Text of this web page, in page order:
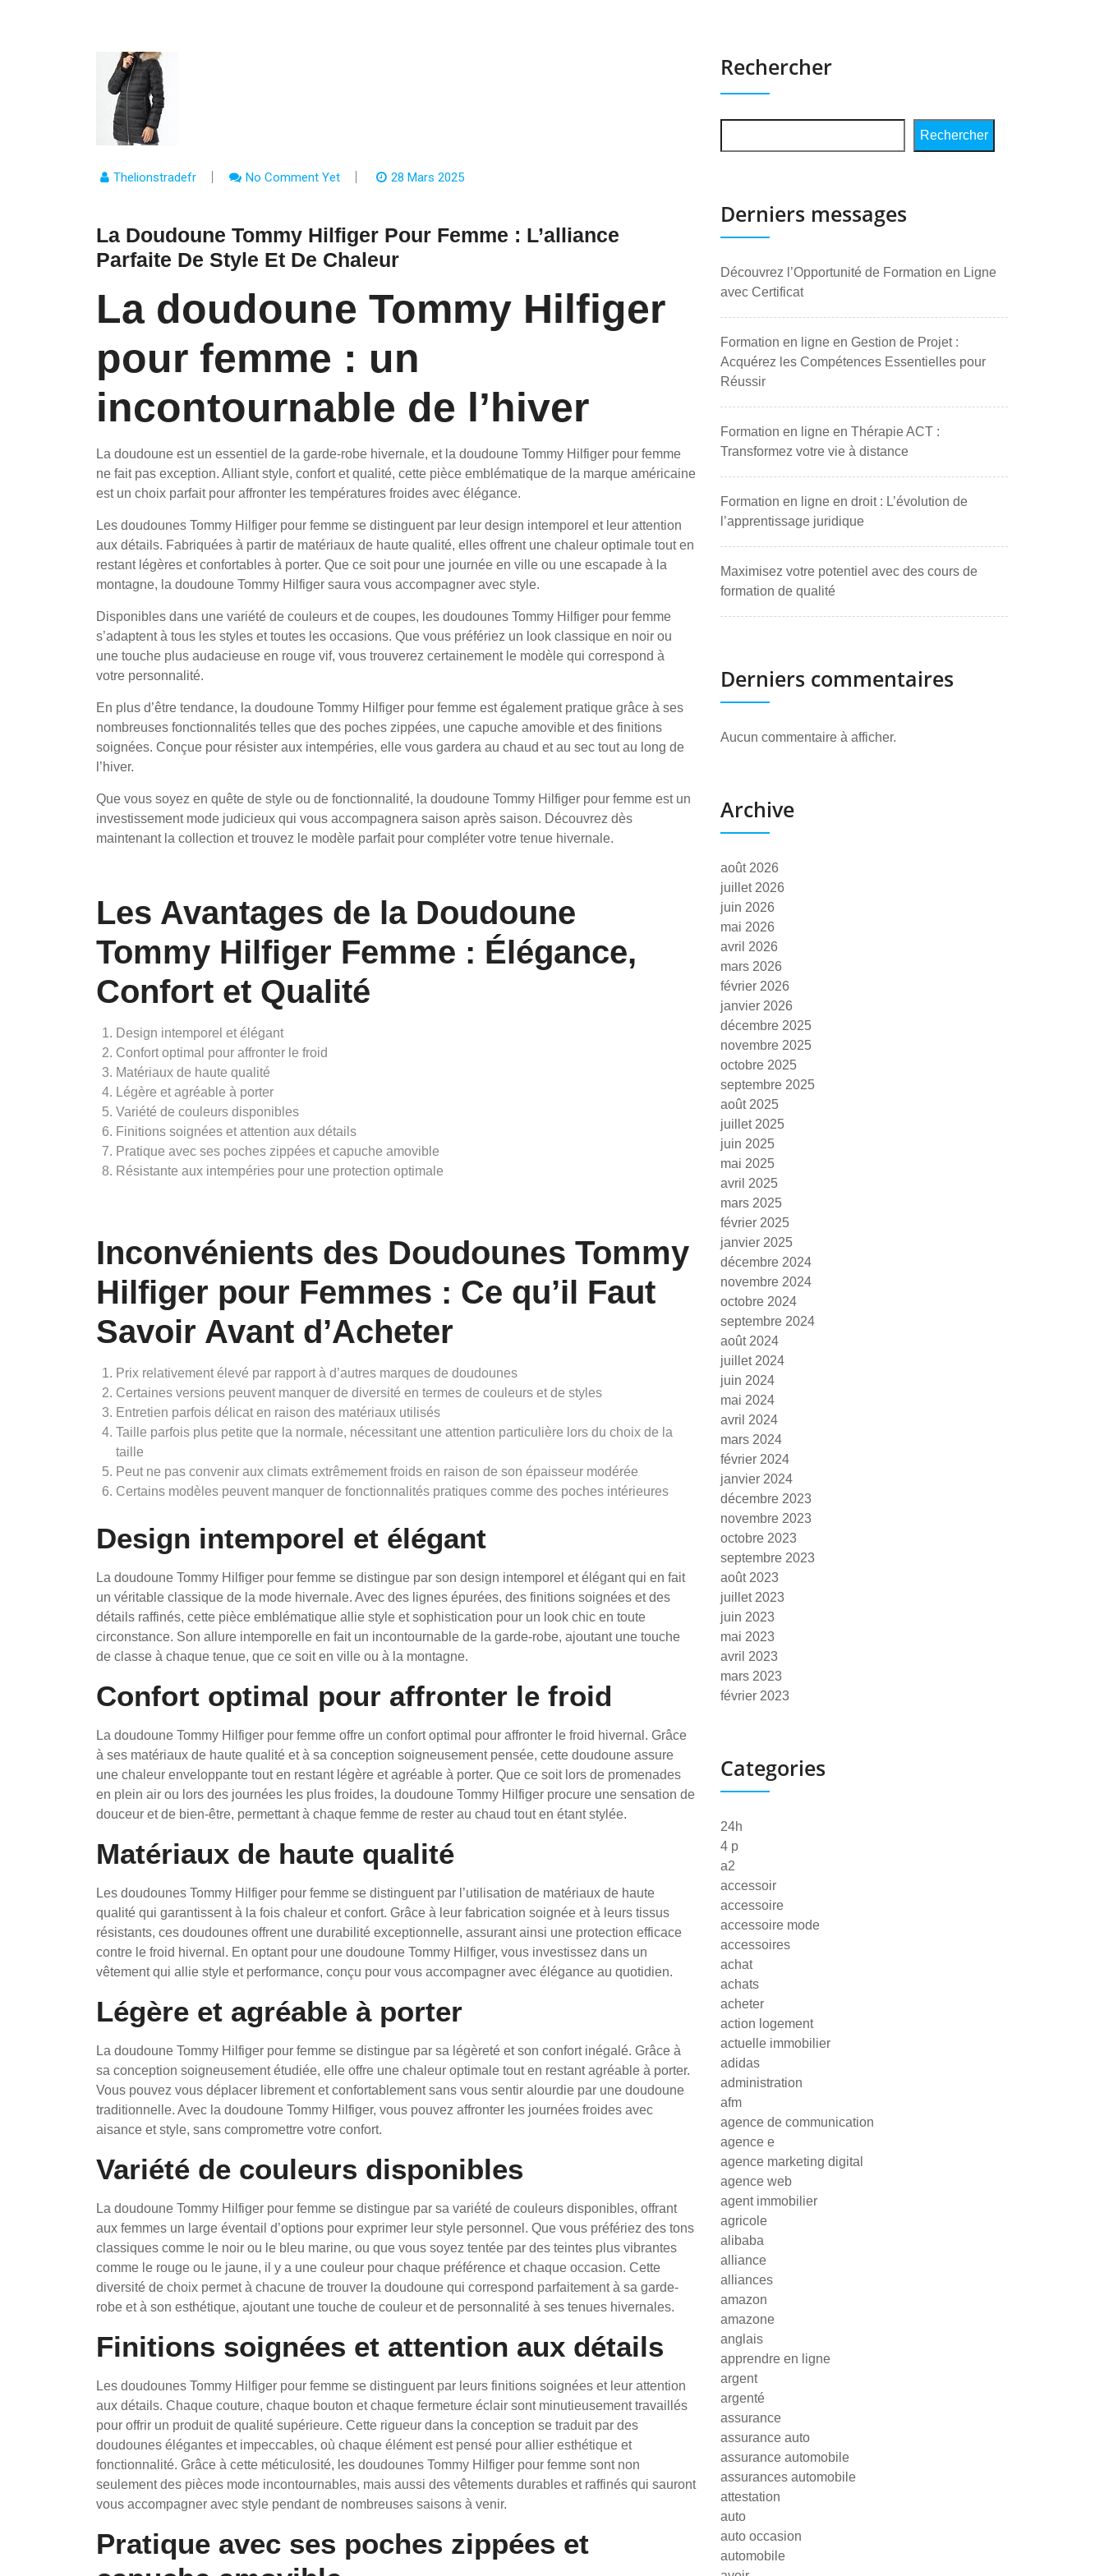
Thelionstradefr No Comment Yet 28 Mars 2025
La Doudoune Tommy Hilfiger Pour Femme : L’alliance
Parfaite De Style Et De Chaleur
La doudoune Tommy Hilfiger
pour femme : un
incontournable de l’hiver
La doudoune est un essentiel de la garde-robe hivernale, et la doudoune Tommy Hilfiger pour femme
ne fait pas exception. Alliant style, confort et qualité, cette pièce emblématique de la marque américaine
est un choix parfait pour affronter les températures froides avec élégance.
Les doudounes Tommy Hilfiger pour femme se distinguent par leur design intemporel et leur attention
aux détails. Fabriquées à partir de matériaux de haute qualité, elles offrent une chaleur optimale tout en
restant légères et confortables à porter. Que ce soit pour une journée en ville ou une escapade à la
montagne, la doudoune Tommy Hilfiger saura vous accompagner avec style.
Disponibles dans une variété de couleurs et de coupes, les doudounes Tommy Hilfiger pour femme
s’adaptent à tous les styles et toutes les occasions. Que vous préfériez un look classique en noir ou
une touche plus audacieuse en rouge vif, vous trouverez certainement le modèle qui correspond à
votre personnalité.
En plus d’être tendance, la doudoune Tommy Hilfiger pour femme est également pratique grâce à ses
nombreuses fonctionnalités telles que des poches zippées, une capuche amovible et des finitions
soignées. Conçue pour résister aux intempéries, elle vous gardera au chaud et au sec tout au long de
l’hiver.
Que vous soyez en quête de style ou de fonctionnalité, la doudoune Tommy Hilfiger pour femme est un
investissement mode judicieux qui vous accompagnera saison après saison. Découvrez dès
maintenant la collection et trouvez le modèle parfait pour compléter votre tenue hivernale.
Les Avantages de la Doudoune
Tommy Hilfiger Femme : Élégance,
Confort et Qualité
Design intemporel et élégant
Confort optimal pour affronter le froid
Matériaux de haute qualité
Légère et agréable à porter
Variété de couleurs disponibles
Finitions soignées et attention aux détails
Pratique avec ses poches zippées et capuche amovible
Résistante aux intempéries pour une protection optimale
Inconvénients des Doudounes Tommy
Hilfiger pour Femmes : Ce qu’il Faut
Savoir Avant d’Acheter
Prix relativement élevé par rapport à d’autres marques de doudounes
Certaines versions peuvent manquer de diversité en termes de couleurs et de styles
Entretien parfois délicat en raison des matériaux utilisés
Taille parfois plus petite que la normale, nécessitant une attention particulière lors du choix de la
taille
Peut ne pas convenir aux climats extrêmement froids en raison de son épaisseur modérée
Certains modèles peuvent manquer de fonctionnalités pratiques comme des poches intérieures
Design intemporel et élégant
La doudoune Tommy Hilfiger pour femme se distingue par son design intemporel et élégant qui en fait
un véritable classique de la mode hivernale. Avec des lignes épurées, des finitions soignées et des
détails raffinés, cette pièce emblématique allie style et sophistication pour un look chic en toute
circonstance. Son allure intemporelle en fait un incontournable de la garde-robe, ajoutant une touche
de classe à chaque tenue, que ce soit en ville ou à la montagne.
Confort optimal pour affronter le froid
La doudoune Tommy Hilfiger pour femme offre un confort optimal pour affronter le froid hivernal. Grâce
à ses matériaux de haute qualité et à sa conception soigneusement pensée, cette doudoune assure
une chaleur enveloppante tout en restant légère et agréable à porter. Que ce soit lors de promenades
en plein air ou lors des journées les plus froides, la doudoune Tommy Hilfiger procure une sensation de
douceur et de bien-être, permettant à chaque femme de rester au chaud tout en étant stylée.
Matériaux de haute qualité
Les doudounes Tommy Hilfiger pour femme se distinguent par l’utilisation de matériaux de haute
qualité qui garantissent à la fois chaleur et confort. Grâce à leur fabrication soignée et à leurs tissus
résistants, ces doudounes offrent une durabilité exceptionnelle, assurant ainsi une protection efficace
contre le froid hivernal. En optant pour une doudoune Tommy Hilfiger, vous investissez dans un
vêtement qui allie style et performance, conçu pour vous accompagner avec élégance au quotidien.
Légère et agréable à porter
La doudoune Tommy Hilfiger pour femme se distingue par sa légèreté et son confort inégalé. Grâce à
sa conception soigneusement étudiée, elle offre une chaleur optimale tout en restant agréable à porter.
Vous pouvez vous déplacer librement et confortablement sans vous sentir alourdie par une doudoune
traditionnelle. Avec la doudoune Tommy Hilfiger, vous pouvez affronter les journées froides avec
aisance et style, sans compromettre votre confort.
Variété de couleurs disponibles
La doudoune Tommy Hilfiger pour femme se distingue par sa variété de couleurs disponibles, offrant
aux femmes un large éventail d’options pour exprimer leur style personnel. Que vous préfériez des tons
classiques comme le noir ou le bleu marine, ou que vous soyez tentée par des teintes plus vibrantes
comme le rouge ou le jaune, il y a une couleur pour chaque préférence et chaque occasion. Cette
diversité de choix permet à chacune de trouver la doudoune qui correspond parfaitement à sa garde-
robe et à son esthétique, ajoutant une touche de couleur et de personnalité à ses tenues hivernales.
Finitions soignées et attention aux détails
Les doudounes Tommy Hilfiger pour femme se distinguent par leurs finitions soignées et leur attention
aux détails. Chaque couture, chaque bouton et chaque fermeture éclair sont minutieusement travaillés
pour offrir un produit de qualité supérieure. Cette rigueur dans la conception se traduit par des
doudounes élégantes et impeccables, où chaque élément est pensé pour allier esthétique et
fonctionnalité. Grâce à cette méticulosité, les doudounes Tommy Hilfiger pour femme sont non
seulement des pièces mode incontournables, mais aussi des vêtements durables et raffinés qui sauront
vous accompagner avec style pendant de nombreuses saisons à venir.
Pratique avec ses poches zippées et
Rechercher
Rechercher
Derniers messages
Découvrez l’Opportunité de Formation en Ligne
avec Certificat
Formation en ligne en Gestion de Projet :
Acquérez les Compétences Essentielles pour
Réussir
Formation en ligne en Thérapie ACT :
Transformez votre vie à distance
Formation en ligne en droit : L’évolution de
l’apprentissage juridique
Maximisez votre potentiel avec des cours de
formation de qualité
Derniers commentaires
Aucun commentaire à afficher.
Archive
août 2026
juillet 2026
juin 2026
mai 2026
avril 2026
mars 2026
février 2026
janvier 2026
décembre 2025
novembre 2025
octobre 2025
septembre 2025
août 2025
juillet 2025
juin 2025
mai 2025
avril 2025
mars 2025
février 2025
janvier 2025
décembre 2024
novembre 2024
octobre 2024
septembre 2024
août 2024
juillet 2024
juin 2024
mai 2024
avril 2024
mars 2024
février 2024
janvier 2024
décembre 2023
novembre 2023
octobre 2023
septembre 2023
août 2023
juillet 2023
juin 2023
mai 2023
avril 2023
mars 2023
février 2023
Categories
24h
4 p
a2
accessoir
accessoire
accessoire mode
accessoires
achat
achats
acheter
action logement
actuelle immobilier
adidas
administration
afm
agence de communication
agence e
agence marketing digital
agence web
agent immobilier
agricole
alibaba
alliance
alliances
amazon
amazone
anglais
apprendre en ligne
argent
argenté
assurance
assurance auto
assurance automobile
assurances automobile
attestation
auto
auto occasion
automobile